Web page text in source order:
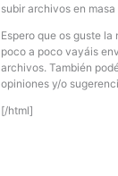
subir archivos en
Espero que os guste la
poco a poco vayáis
archivos. También
opiniones y/o
[/html]